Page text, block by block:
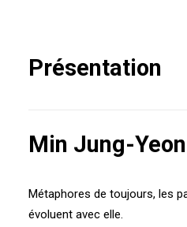
Présentation
Min Jung-Yeon
Métaphores de toujours, les
évoluent avec elle.